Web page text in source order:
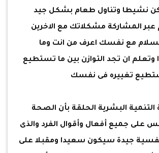
نشيطا وتناول طعام بشكل جيد
عبر المشاركة مشكلاتك مع الاخرين
مع نفسك اعرف من انت وما
ان تجد التوازن بين ما تستطيع
تغييره فى نفسك
التنمية البشرية الحلقة بأن الصحة
على جميع أفعال وأقوال الفرد والذى
جيدة سيكون سعيدا ومقبلا على